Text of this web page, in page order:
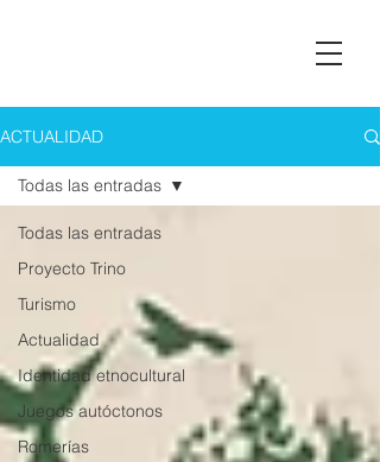
ACTUALIDAD
Todas las entradas
Proyecto Trino
Turismo
Actualidad
Identidad etnocultural
Juegos autóctonos
Romerías
Todas las entradas